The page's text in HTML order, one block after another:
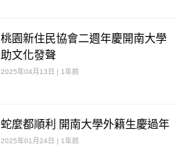
桃園新住民協會二週年慶開南大學
助文化發聲
2025年04月13日 | 1年前
蛇麼都順利 開南大學外籍生慶過年
2025年01月24日 | 1年前